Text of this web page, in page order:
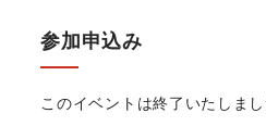
参加申込み
このイベントは終了いたしまし